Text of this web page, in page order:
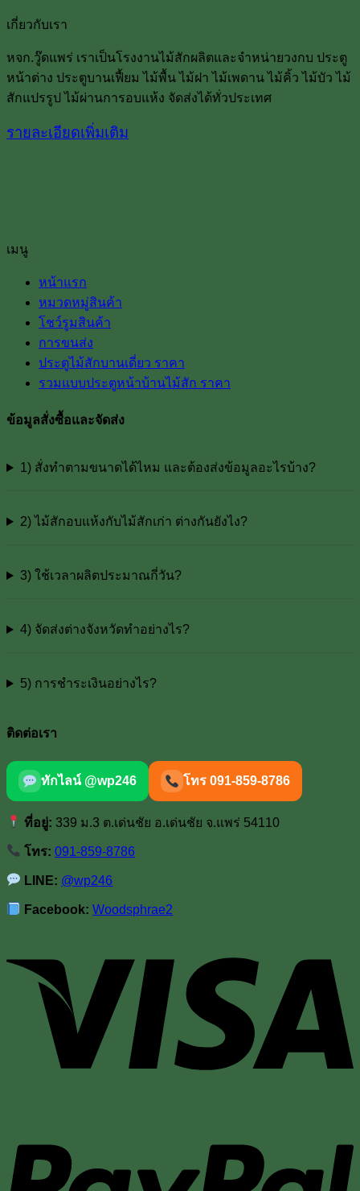
เกี่ยวกับเรา
หจก.วู๊ดแพร่ เราเป็นโรงงานไม้สักผลิตและจำหน่ายวงกบ ประตู
หน้าต่าง ประตูบานเฟื้ยม ไม้พื้น ไม้ฝา ไม้เพดาน ไม้คิ้ว ไม้บัว ไม้
สักแปรรูป ไม้ผ่านการอบแห้ง จัดส่งได้ทั่วประเทศ
รายละเอียดเพิ่มเติม
เมนู
หน้าแรก
หมวดหมู่สินค้า
โชว์รูมสินค้า
การขนส่ง
ประตูไม้สักบานเดี่ยว ราคา
รวมแบบประตูหน้าบ้านไม้สัก ราคา
ข้อมูลสั่งซื้อและจัดส่ง
1) สั่งทำตามขนาดได้ไหม และต้องส่งข้อมูลอะไรบ้าง?
2) ไม้สักอบแห้งกับไม้สักเก่า ต่างกันยังไง?
3) ใช้เวลาผลิตประมาณกี่วัน?
4) จัดส่งต่างจังหวัดทำอย่างไร?
5) การชำระเงินอย่างไร?
ติดต่อเรา
ทักไลน์ @wp246 โทร 091-859-8786
ที่อยู่: 339 ม.3 ต.เด่นชัย อ.เด่นชัย จ.แพร่ 54110
โทร: 091-859-8786
LINE: @wp246
Facebook: Woodsphrae2